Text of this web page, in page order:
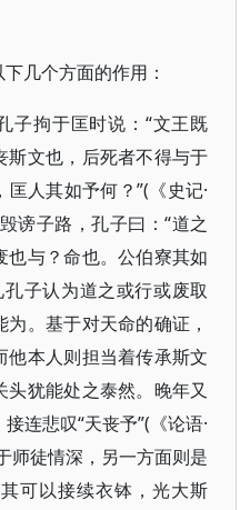
几个方面的作用：
子拘于匡时说：“文王既
斯文也，后死者不得与于
人其如予何？”(《史记·
谤子路，孔子曰：“道之
与？命也。公伯寮其如
子认为道之或行或废取
。基于对天命的确证，
本人则担当着传承斯文
犹能处之泰然。晚年又
连悲叹“天丧予”(《论语·
师徒情深，另一方面则是
可以接续衣钵，光大斯